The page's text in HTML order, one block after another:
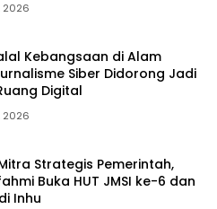
2026
Kebangsaan di Alam
Siber Didorong Jadi
Digital
2026
Strategis Pemerintah,
Buka HUT JMSI ke-6 dan
Inhu